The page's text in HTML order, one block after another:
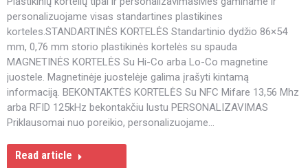
personalizuojame visas standartines plastikines
korteles.STANDARTINĖS KORTELĖS Standartinio dydžio 86×54
mm, 0,76 mm storio plastikinės kortelės su spauda
MAGNETINĖS KORTELĖS Su Hi-Co arba Lo-Co magnetine
juostele. Magnetinėje juostelėje galima įrašyti kintamą
informaciją. BEKONTAKTĖS KORTELĖS Su NFC Mifare 13,56 Mhz
arba RFID 125kHz bekontakčiu lustu PERSONALIZAVIMAS
Priklausomai nuo poreikio, personalizuojame…
Read article